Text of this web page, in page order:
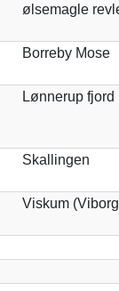
ølsemagle
Borreby Mose
Lønnerup fjord
Skallingen
Viskum